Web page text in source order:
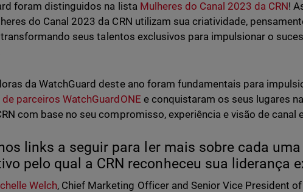
foram distinguidos na lista Mulheres do Canal 2023 da CRN!
do Canal 2023 da CRN utilizam sua criatividade,
transformando seus talentos exclusivos para impulsionar o
da WatchGuard deste ano foram fundamentais para
parceiros WatchGuardONE e conquistaram os seus lugares
com base no seu compromisso, experiência e visão de canal
links a seguir para ler mais sobre cada
pelo qual a CRN reconheceu sua liderança
Welch, Chief Marketing Officer and Senior Vice President